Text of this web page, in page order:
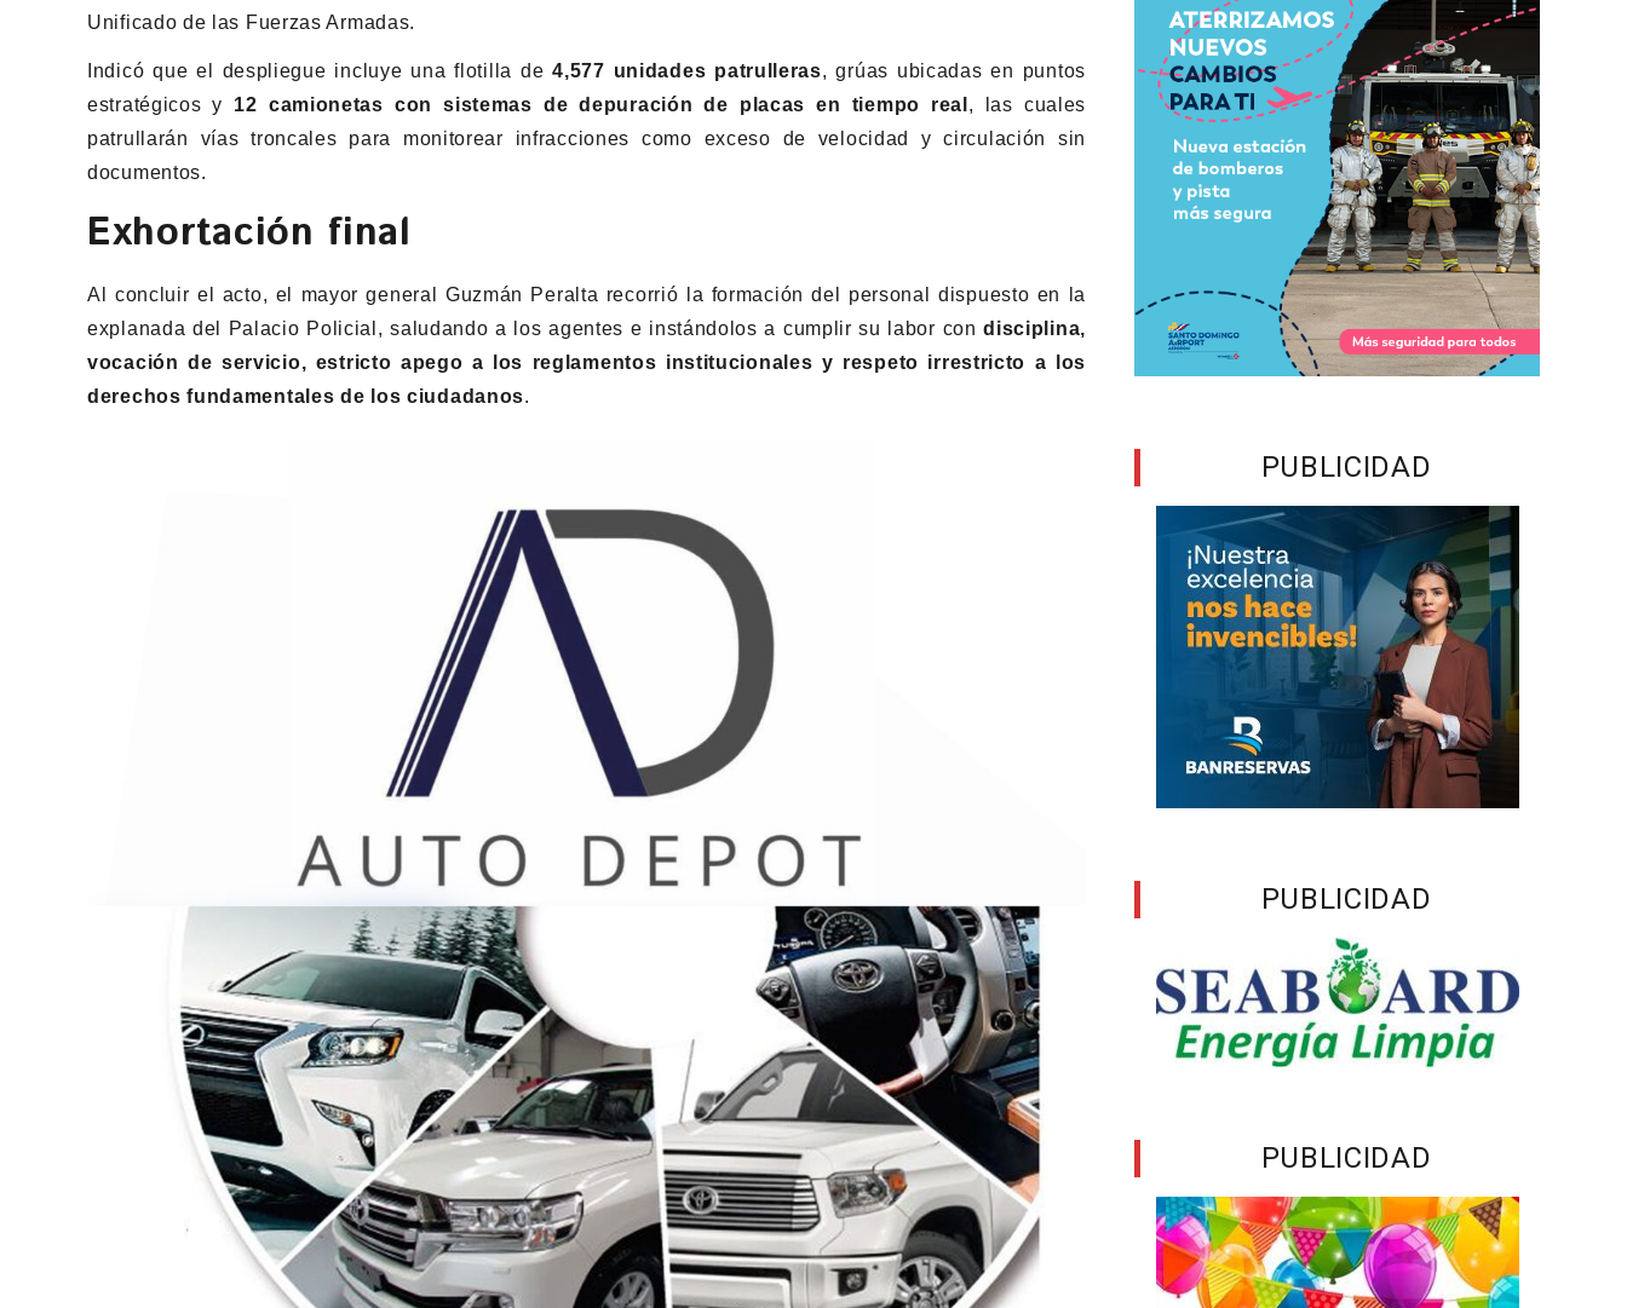
Unificado de las Fuerzas Armadas.
Indicó que el despliegue incluye una flotilla de4,577 unidades patrulleras, grúas ubicadas en puntos
estratégicos y 12 camionetas con sistemas de depuración de placas en tiempo real , las cuales
patrullarán vías troncales para monitorear infracciones como exceso de velocidad y circulación sin
documentos.
Exhortación final
Al concluir el acto, el mayor general Guzmán Peralta recorrió la formación del personal dispuesto en la
explanada del Palacio Policial, saludando a los agentes e instándolos a cumplir su labor condisciplina,
vocación de servicio, estricto apego a los reglamentos institucionales y respeto irrestricto a los
derechos fundamentales de los ciudadanos.
PUBLICIDAD
PUBLICIDAD
PUBLICIDAD